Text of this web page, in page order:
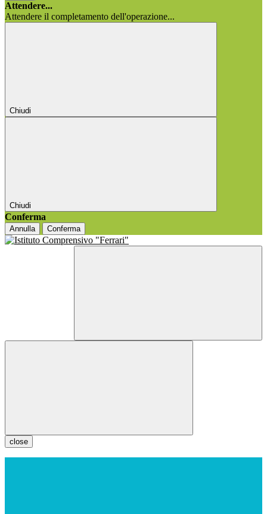
Attendere...
Attendere il completamento dell'operazione...
Chiudi
Chiudi
Conferma
Annulla Conferma
close